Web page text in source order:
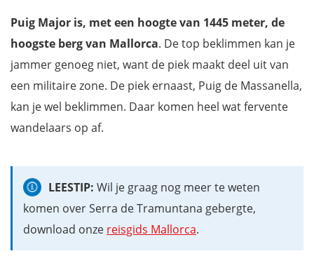
Puig Major is, met een hoogte van 1445 meter, de
hoogste berg van Mallorca. De top beklimmen kan je
jammer genoeg niet, want de piek maakt deel uit van
een militaire zone. De piek ernaast, Puig de Massanella,
kan je wel beklimmen. Daar komen heel wat fervente
wandelaars op af.
LEESTIP: Wil je graag nog meer te weten
komen over Serra de Tramuntana gebergte,
download onze reisgids Mallorca.